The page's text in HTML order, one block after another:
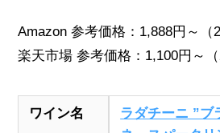
Amazon 参考価格：1,888円～（
楽天市場 参考価格：1,100円～（
ワイン名
ラダチーニ ”ブ